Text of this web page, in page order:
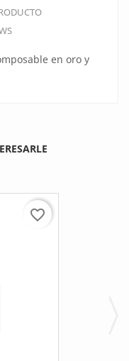
en oro y
favorite_border